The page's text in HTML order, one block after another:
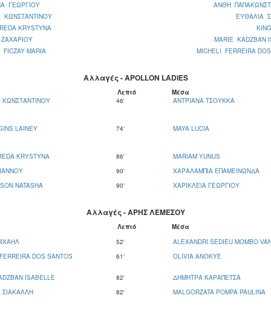
ΓΕΩΡΓΙΟΥ
ΚΩΝΣΤΑΝΤΙΝΟΥ
KRYSTYNA
FICZAY MARIA
ΑΝΘΗ
ΕΥΘΑΛΙΑ
MARIE KADZBAN
MICHELI FERREIRA
Αλλαγές - APOLLON LADIES
Λεπτό
Μέσα
ΚΩΝΣΤΑΝΤΙΝΟΥ
46' ΑΝΤΡΙΑΝΑ ΤΣΟΥΚΚΑ
LAINEY 74' MAYA LUCIA
KRYSTYNA 86'
MARIAM YUNUS
90'
ΧΑΡΑΛΑΜΠΙΑ ΕΠΑΜΕΙΝΩΝΔΑ
NATASHA
90' ΧΑΡΙΚΛΕΙΑ ΓΕΩΡΓΙΟΥ
Αλλαγές - ΑΡΗΣ ΛΕΜΕΣΟΥ
Λεπτό
Μέσα
52'
ALEXANDRI SEDIEU MOMBO
DOS SANTOS
61' OLIVIA ANOKYE
ISABELLE 82'
ΔΗΜΗΤΡΑ ΚΑΡΑΠΕΤΣΑ
ΣΙΑΚΑΛΛΗ
82' MALGORZATA POMPA PAULINA